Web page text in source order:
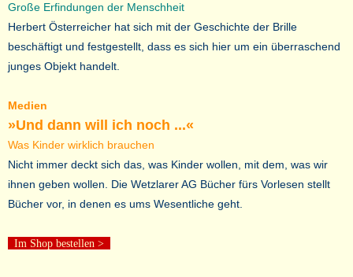
Große Erfindungen der Menschheit
Herbert Österreicher hat sich mit der Geschichte der Brille
beschäftigt und festgestellt, dass es sich hier um ein überraschend
junges Objekt handelt.
Medien
»Und dann will ich noch ...«
Was Kinder wirklich brauchen
Nicht immer deckt sich das, was Kinder wollen, mit dem, was wir
ihnen geben wollen. Die Wetzlarer AG Bücher fürs Vorlesen stellt
Bücher vor, in denen es ums Wesentliche geht.
Im Shop bestellen >